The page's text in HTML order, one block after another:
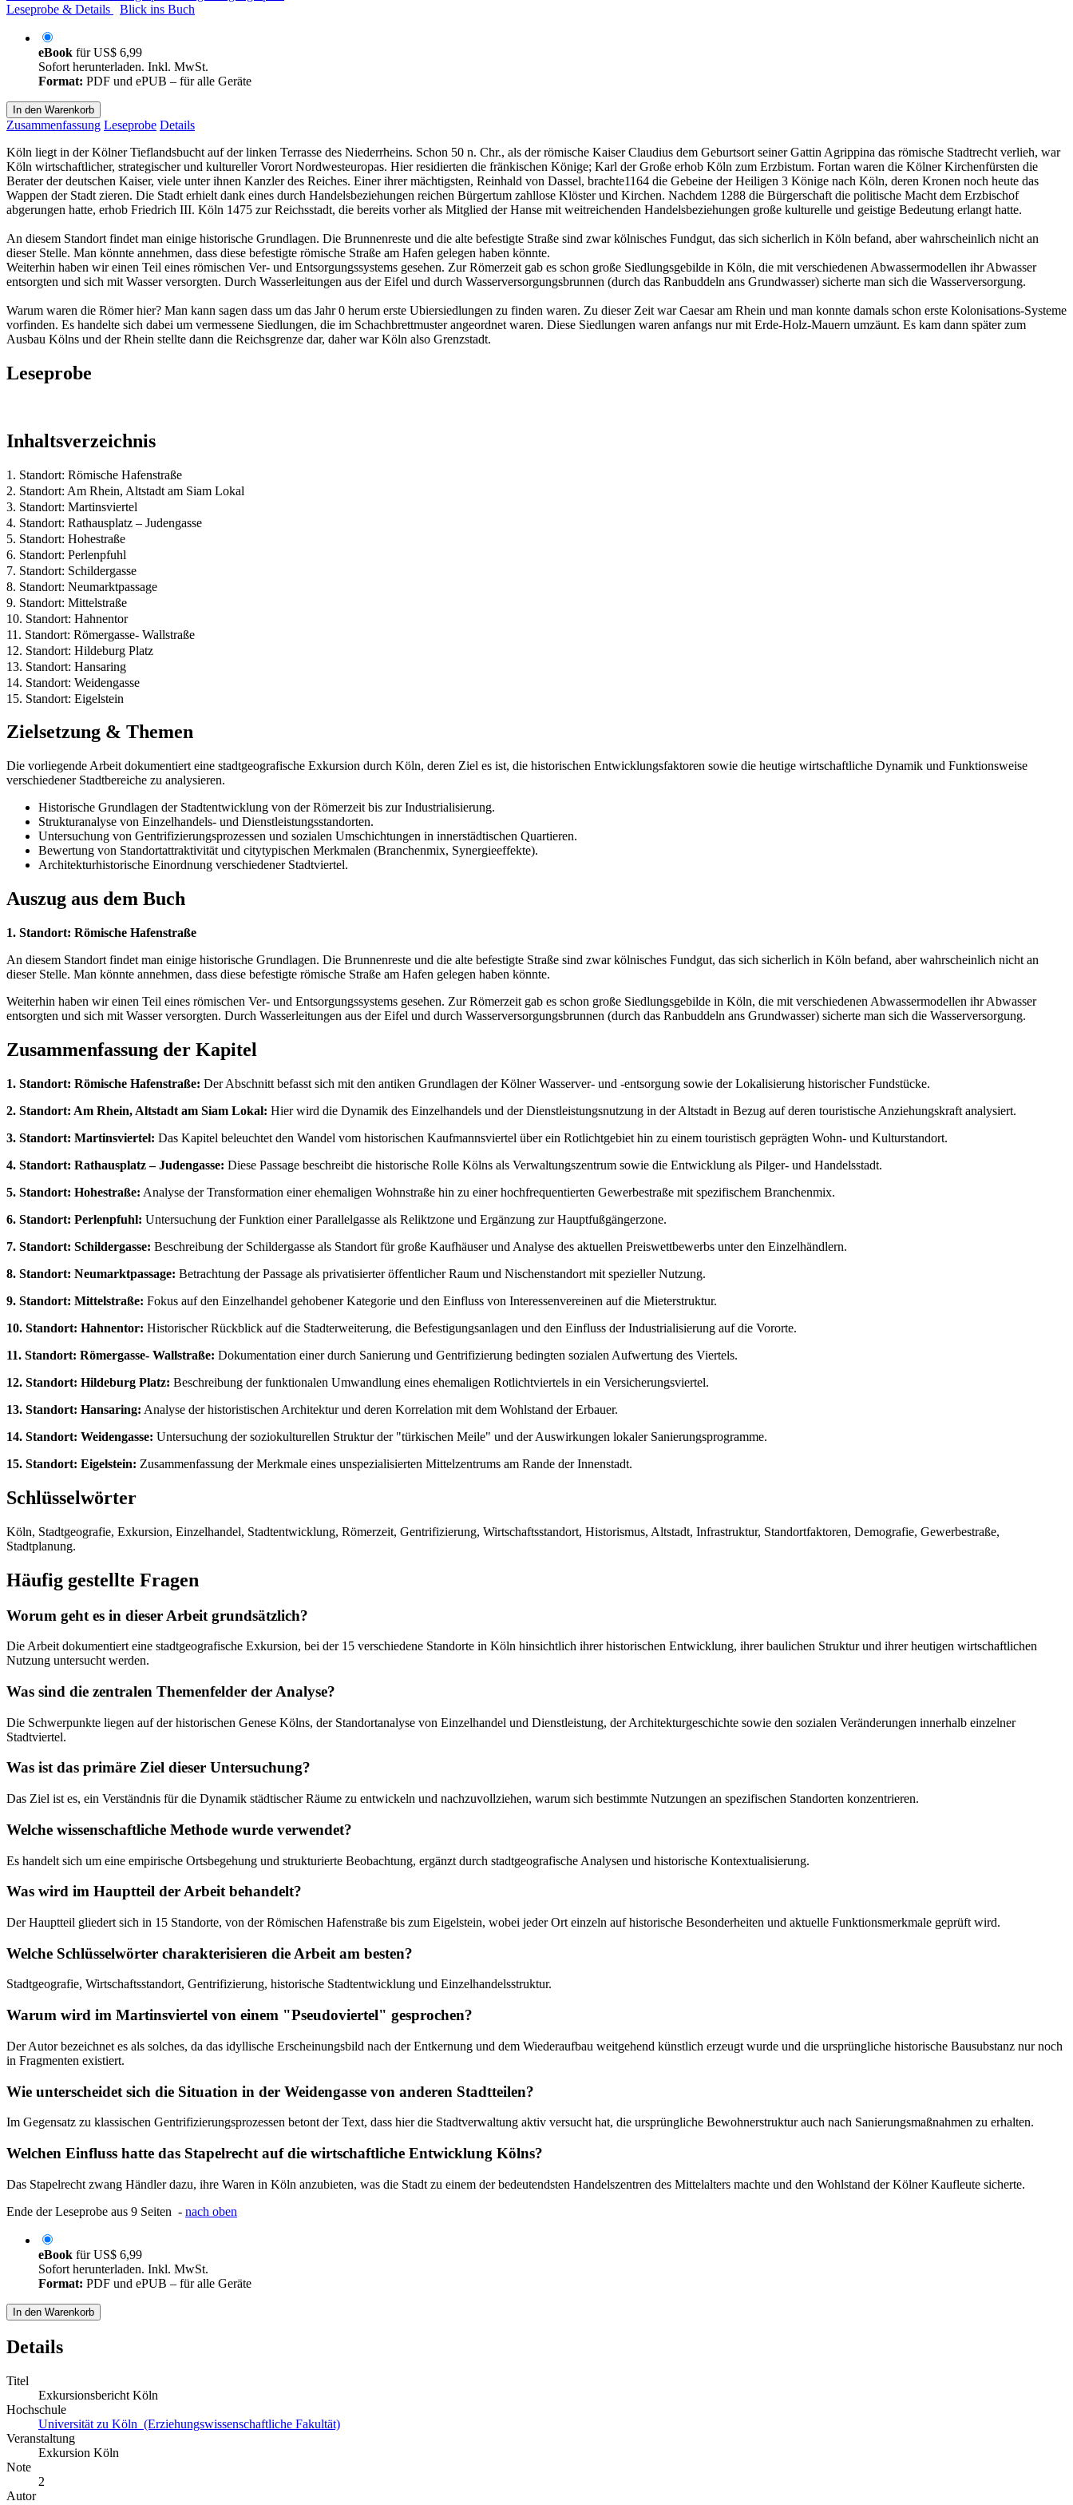
Leseprobe & Details
Blick ins Buch
eBook fürUS$ 6,99
Sofort herunterladen. Inkl. MwSt.
Format: PDF und ePUB – für alle Geräte
In den Warenkorb
Zusammenfassung Leseprobe Details
Köln liegt in der Kölner Tieflandsbucht auf der linken Terrasse des Niederrheins. Schon 50 n. Chr., als der römische Kaiser Claudius dem Geburtsort seiner Gattin Agrippina das römische Stadtrecht verlieh, war
Köln wirtschaftlicher, strategischer und kultureller Vorort Nordwesteuropas. Hier residierten die fränkischen Könige; Karl der Große erhob Köln zum Erzbistum. Fortan waren die Kölner Kirchenfürsten die
Berater der deutschen Kaiser, viele unter ihnen Kanzler des Reiches. Einer ihrer mächtigsten, Reinhald von Dassel, brachte1164 die Gebeine der Heiligen 3 Könige nach Köln, deren Kronen noch heute das
Wappen der Stadt zieren. Die Stadt erhielt dank eines durch Handelsbeziehungen reichen Bürgertum zahllose Klöster und Kirchen. Nachdem 1288 die Bürgerschaft die politische Macht dem Erzbischof
abgerungen hatte, erhob Friedrich III. Köln 1475 zur Reichsstadt, die bereits vorher als Mitglied der Hanse mit weitreichenden Handelsbeziehungen große kulturelle und geistige Bedeutung erlangt hatte.
An diesem Standort findet man einige historische Grundlagen. Die Brunnenreste und die alte befestigte Straße sind zwar kölnisches Fundgut, das sich sicherlich in Köln befand, aber wahrscheinlich nicht an
dieser Stelle. Man könnte annehmen, dass diese befestigte römische Straße am Hafen gelegen haben könnte.
Weiterhin haben wir einen Teil eines römischen Ver- und Entsorgungssystems gesehen. Zur Römerzeit gab es schon große Siedlungsgebilde in Köln, die mit verschiedenen Abwassermodellen ihr Abwasser
entsorgten und sich mit Wasser versorgten. Durch Wasserleitungen aus der Eifel und durch Wasserversorgungsbrunnen (durch das Ranbuddeln ans Grundwasser) sicherte man sich die Wasserversorgung.
Warum waren die Römer hier? Man kann sagen dass um das Jahr 0 herum erste Ubiersiedlungen zu finden waren. Zu dieser Zeit war Caesar am Rhein und man konnte damals schon erste Kolonisations-Systeme
vorfinden. Es handelte sich dabei um vermessene Siedlungen, die im Schachbrettmuster angeordnet waren. Diese Siedlungen waren anfangs nur mit Erde-Holz-Mauern umzäunt. Es kam dann später zum
Ausbau Kölns und der Rhein stellte dann die Reichsgrenze dar, daher war Köln also Grenzstadt.
Leseprobe
Inhaltsverzeichnis
1. Standort: Römische Hafenstraße
2. Standort: Am Rhein, Altstadt am Siam Lokal
3. Standort: Martinsviertel
4. Standort: Rathausplatz – Judengasse
5. Standort: Hohestraße
6. Standort: Perlenpfuhl
7. Standort: Schildergasse
8. Standort: Neumarktpassage
9. Standort: Mittelstraße
10. Standort: Hahnentor
11. Standort: Römergasse- Wallstraße
12. Standort: Hildeburg Platz
13. Standort: Hansaring
14. Standort: Weidengasse
15. Standort: Eigelstein
Zielsetzung & Themen
Die vorliegende Arbeit dokumentiert eine stadtgeografische Exkursion durch Köln, deren Ziel es ist, die historischen Entwicklungsfaktoren sowie die heutige wirtschaftliche Dynamik und Funktionsweise
verschiedener Stadtbereiche zu analysieren.
Historische Grundlagen der Stadtentwicklung von der Römerzeit bis zur Industrialisierung.
Strukturanalyse von Einzelhandels- und Dienstleistungsstandorten.
Untersuchung von Gentrifizierungsprozessen und sozialen Umschichtungen in innerstädtischen Quartieren.
Bewertung von Standortattraktivität und citytypischen Merkmalen (Branchenmix, Synergieeffekte).
Architekturhistorische Einordnung verschiedener Stadtviertel.
Auszug aus dem Buch
1. Standort: Römische Hafenstraße
An diesem Standort findet man einige historische Grundlagen. Die Brunnenreste und die alte befestigte Straße sind zwar kölnisches Fundgut, das sich sicherlich in Köln befand, aber wahrscheinlich nicht an
dieser Stelle. Man könnte annehmen, dass diese befestigte römische Straße am Hafen gelegen haben könnte.
Weiterhin haben wir einen Teil eines römischen Ver- und Entsorgungssystems gesehen. Zur Römerzeit gab es schon große Siedlungsgebilde in Köln, die mit verschiedenen Abwassermodellen ihr Abwasser
entsorgten und sich mit Wasser versorgten. Durch Wasserleitungen aus der Eifel und durch Wasserversorgungsbrunnen (durch das Ranbuddeln ans Grundwasser) sicherte man sich die Wasserversorgung.
Zusammenfassung der Kapitel
1. Standort: Römische Hafenstraße: Der Abschnitt befasst sich mit den antiken Grundlagen der Kölner Wasserver- und -entsorgung sowie der Lokalisierung historischer Fundstücke.
2. Standort: Am Rhein, Altstadt am Siam Lokal: Hier wird die Dynamik des Einzelhandels und der Dienstleistungsnutzung in der Altstadt in Bezug auf deren touristische Anziehungskraft analysiert.
3. Standort: Martinsviertel: Das Kapitel beleuchtet den Wandel vom historischen Kaufmannsviertel über ein Rotlichtgebiet hin zu einem touristisch geprägten Wohn- und Kulturstandort.
4. Standort: Rathausplatz – Judengasse: Diese Passage beschreibt die historische Rolle Kölns als Verwaltungszentrum sowie die Entwicklung als Pilger- und Handelsstadt.
5. Standort: Hohestraße: Analyse der Transformation einer ehemaligen Wohnstraße hin zu einer hochfrequentierten Gewerbestraße mit spezifischem Branchenmix.
6. Standort: Perlenpfuhl: Untersuchung der Funktion einer Parallelgasse als Reliktzone und Ergänzung zur Hauptfußgängerzone.
7. Standort: Schildergasse: Beschreibung der Schildergasse als Standort für große Kaufhäuser und Analyse des aktuellen Preiswettbewerbs unter den Einzelhändlern.
8. Standort: Neumarktpassage: Betrachtung der Passage als privatisierter öffentlicher Raum und Nischenstandort mit spezieller Nutzung.
9. Standort: Mittelstraße: Fokus auf den Einzelhandel gehobener Kategorie und den Einfluss von Interessenvereinen auf die Mieterstruktur.
10. Standort: Hahnentor: Historischer Rückblick auf die Stadterweiterung, die Befestigungsanlagen und den Einfluss der Industrialisierung auf die Vororte.
11. Standort: Römergasse- Wallstraße: Dokumentation einer durch Sanierung und Gentrifizierung bedingten sozialen Aufwertung des Viertels.
12. Standort: Hildeburg Platz: Beschreibung der funktionalen Umwandlung eines ehemaligen Rotlichtviertels in ein Versicherungsviertel.
13. Standort: Hansaring: Analyse der historistischen Architektur und deren Korrelation mit dem Wohlstand der Erbauer.
14. Standort: Weidengasse: Untersuchung der soziokulturellen Struktur der "türkischen Meile" und der Auswirkungen lokaler Sanierungsprogramme.
15. Standort: Eigelstein: Zusammenfassung der Merkmale eines unspezialisierten Mittelzentrums am Rande der Innenstadt.
Schlüsselwörter
Köln, Stadtgeografie, Exkursion, Einzelhandel, Stadtentwicklung, Römerzeit, Gentrifizierung, Wirtschaftsstandort, Historismus, Altstadt, Infrastruktur, Standortfaktoren, Demografie, Gewerbestraße,
Stadtplanung.
Häufig gestellte Fragen
Worum geht es in dieser Arbeit grundsätzlich?
Die Arbeit dokumentiert eine stadtgeografische Exkursion, bei der 15 verschiedene Standorte in Köln hinsichtlich ihrer historischen Entwicklung, ihrer baulichen Struktur und ihrer heutigen wirtschaftlichen
Nutzung untersucht werden.
Was sind die zentralen Themenfelder der Analyse?
Die Schwerpunkte liegen auf der historischen Genese Kölns, der Standortanalyse von Einzelhandel und Dienstleistung, der Architekturgeschichte sowie den sozialen Veränderungen innerhalb einzelner
Stadtviertel.
Was ist das primäre Ziel dieser Untersuchung?
Das Ziel ist es, ein Verständnis für die Dynamik städtischer Räume zu entwickeln und nachzuvollziehen, warum sich bestimmte Nutzungen an spezifischen Standorten konzentrieren.
Welche wissenschaftliche Methode wurde verwendet?
Es handelt sich um eine empirische Ortsbegehung und strukturierte Beobachtung, ergänzt durch stadtgeografische Analysen und historische Kontextualisierung.
Was wird im Hauptteil der Arbeit behandelt?
Der Hauptteil gliedert sich in 15 Standorte, von der Römischen Hafenstraße bis zum Eigelstein, wobei jeder Ort einzeln auf historische Besonderheiten und aktuelle Funktionsmerkmale geprüft wird.
Welche Schlüsselwörter charakterisieren die Arbeit am besten?
Stadtgeografie, Wirtschaftsstandort, Gentrifizierung, historische Stadtentwicklung und Einzelhandelsstruktur.
Warum wird im Martinsviertel von einem "Pseudoviertel" gesprochen?
Der Autor bezeichnet es als solches, da das idyllische Erscheinungsbild nach der Entkernung und dem Wiederaufbau weitgehend künstlich erzeugt wurde und die ursprüngliche historische Bausubstanz nur noch
in Fragmenten existiert.
Wie unterscheidet sich die Situation in der Weidengasse von anderen Stadtteilen?
Im Gegensatz zu klassischen Gentrifizierungsprozessen betont der Text, dass hier die Stadtverwaltung aktiv versucht hat, die ursprüngliche Bewohnerstruktur auch nach Sanierungsmaßnahmen zu erhalten.
Welchen Einfluss hatte das Stapelrecht auf die wirtschaftliche Entwicklung Kölns?
Das Stapelrecht zwang Händler dazu, ihre Waren in Köln anzubieten, was die Stadt zu einem der bedeutendsten Handelszentren des Mittelalters machte und den Wohlstand der Kölner Kaufleute sicherte.
Ende der Leseprobe aus 9 Seiten - nach oben
eBook fürUS$ 6,99
Sofort herunterladen. Inkl. MwSt.
Format: PDF und ePUB – für alle Geräte
In den Warenkorb
Details
Titel
Exkursionsbericht Köln
Hochschule
Universität zu Köln (Erziehungswissenschaftliche Fakultät)
Veranstaltung
Exkursion Köln
Note
2
Autor